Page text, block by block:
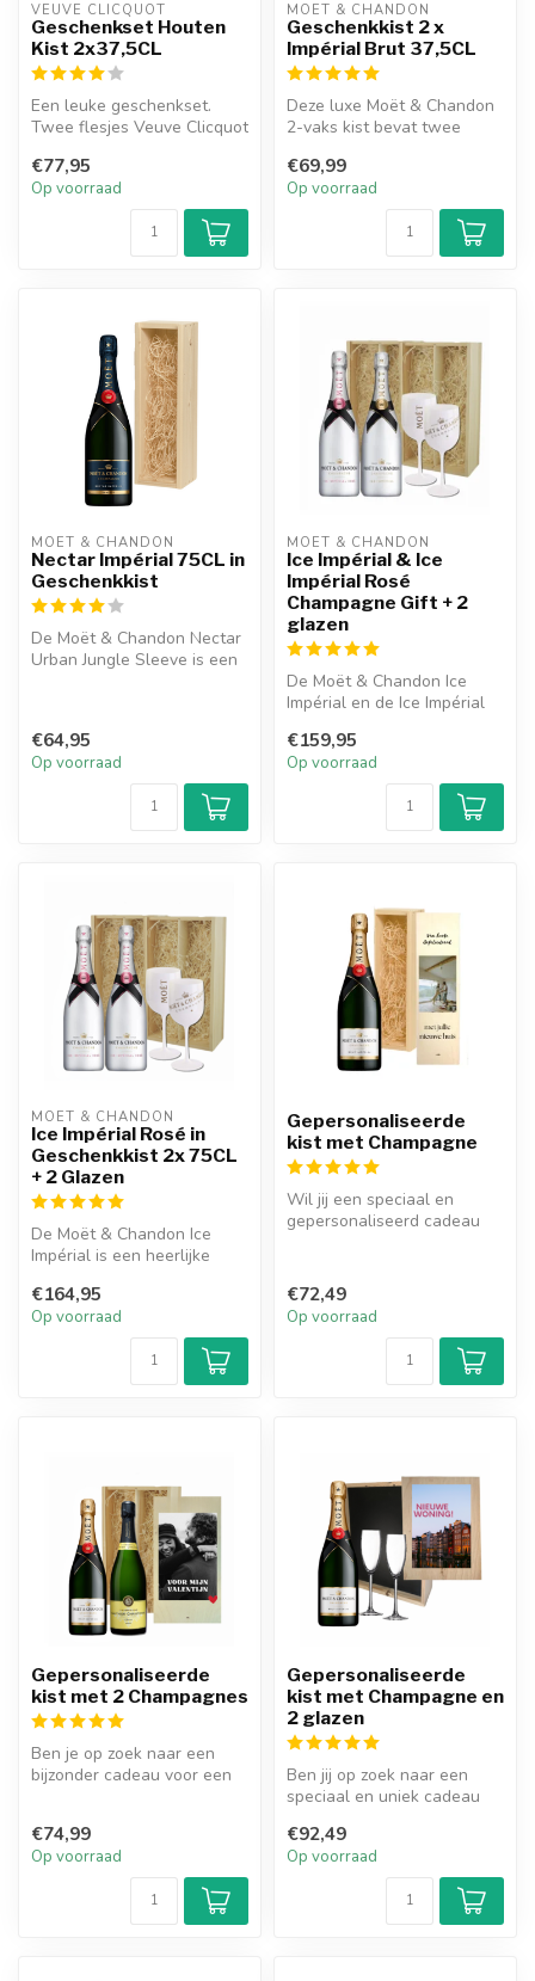
VEUVE CLICQUOT
Geschenkset Houten
Kist 2x37,5CL
Een leuke geschenkset.
Twee flesjes Veuve Clicquot
hout...
€77,95
Op voorraad
MOËT & CHANDON
Geschenkkist 2 x
Impérial Brut 37,5CL
Deze luxe Moët & Chandon
2-vaks kist bevat twee
(37,5CL). ...
€69,99
Op voorraad
MOËT & CHANDON
Nectar Impérial 75CL in
Geschenkkist
De Moët & Chandon Nectar
Urban Jungle Sleeve is een
€64,95
Op voorraad
MOËT & CHANDON
Ice Impérial & Ice
Impérial Rosé
Champagne Gift + 2
glazen
De Moët & Chandon Ice
Impérial en de Ice Impérial
champagne...
€159,95
Op voorraad
MOËT & CHANDON
Ice Impérial Rosé in
Geschenkkist 2x 75CL
+ 2 Glazen
De Moët & Chandon Ice
Impérial is een heerlijke
fruiti...
€164,95
Op voorraad
Gepersonaliseerde
kist met Champagne
Wil jij een speciaal en
gepersonaliseerd cadeau
€72,49
Op voorraad
Gepersonaliseerde
kist met 2 Champagnes
Ben je op zoek naar een
bijzonder cadeau voor een
€74,99
Op voorraad
Gepersonaliseerde
kist met Champagne en
2 glazen
Ben jij op zoek naar een
speciaal en uniek cadeau
cham...
€92,49
Op voorraad